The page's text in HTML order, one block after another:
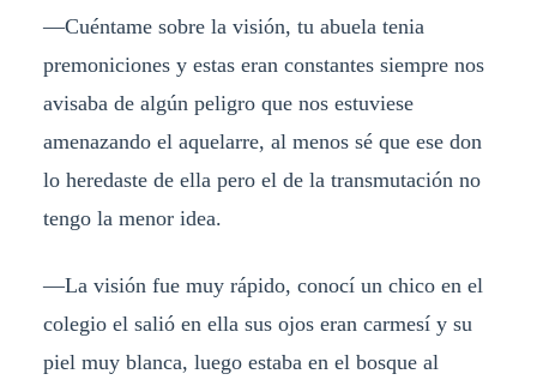
—Cuéntame sobre la visión, tu abuela tenia
premoniciones y estas eran constantes siempre nos
avisaba de algún peligro que nos estuviese
amenazando el aquelarre, al menos sé que ese don
lo heredaste de ella pero el de la transmutación no
tengo la menor idea.
—La visión fue muy rápido, conocí un chico en el
colegio el salió en ella sus ojos eran carmesí y su
piel muy blanca, luego estaba en el bosque al